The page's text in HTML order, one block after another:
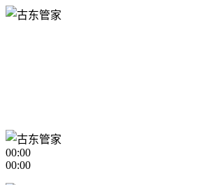
00:00
00:00